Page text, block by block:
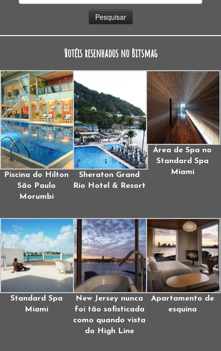
Hotéis resenhados no Bitsmag
Piscina do Hilton
São Paulo
Morumbi
Sheraton Grand
Rio Hotel & Resort
Área de Spa no
Standard Spa
Miami
Standard Spa
Miami
New Jersey nunca
foi tão sofisticada
como quando vista
do High Line
Apartamento de
esquina